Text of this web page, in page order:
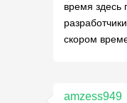
время здесь
скором
amzess949